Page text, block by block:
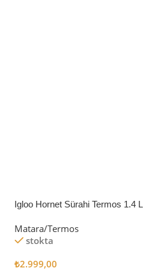
Igloo Hornet Sürahi Termos 1.4
Matara/Termos
stokta
₺2.999,00